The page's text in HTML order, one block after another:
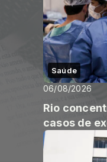
Saúde
06/08/2026
Rio
casos de